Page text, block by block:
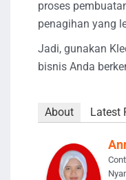
proses
penagihan yang
Jadi, gunakan
bisnis Anda
About Latest